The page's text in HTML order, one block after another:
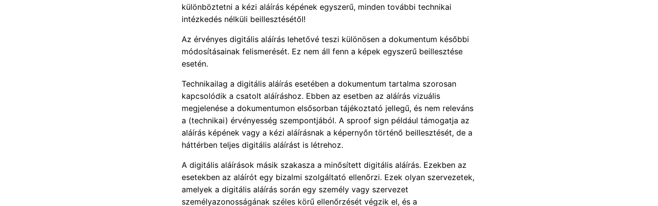
különböztetni a kézi aláírás képének egyszerű, minden további technikai
intézkedés nélküli beillesztésétől!
Az érvényes digitális aláírás lehetővé teszi különösen a dokumentum későbbi
módosításainak felismerését. Ez nem áll fenn a képek egyszerű beillesztése
esetén.
Technikailag a digitális aláírás esetében a dokumentum tartalma szorosan
kapcsolódik a csatolt aláíráshoz. Ebben az esetben az aláírás vizuális
megjelenése a dokumentumon elsősorban tájékoztató jellegű, és nem releváns
a (technikai) érvényesség szempontjából. A sproof sign például támogatja az
aláírás képének vagy a kézi aláírásnak a képernyőn történő beillesztését, de a
háttérben teljes digitális aláírást is létrehoz.
A digitális aláírások másik szakasza a minősített digitális aláírás. Ezekben az
esetekben az aláírót egy bizalmi szolgáltató ellenőrzi. Ezek olyan szervezetek,
amelyek a digitális aláírás során egy személy vagy szervezet
személyazonosságának széles körű ellenőrzését végzik el, és a